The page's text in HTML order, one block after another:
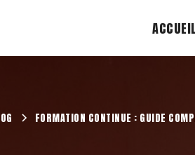
FORMATION CONTINUE : GUIDE